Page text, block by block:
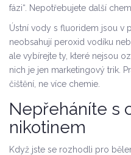
fázi“. Nepotřebujete další
Ústní vody s fluoridem jsou v
neobsahují peroxid vodíku
ale vybírejte ty, které nejsou
nich je jen marketingový trik.
čištění, ne více chemie.
Nepřeháníte s
nikotinem
Když jste se rozhodli pro